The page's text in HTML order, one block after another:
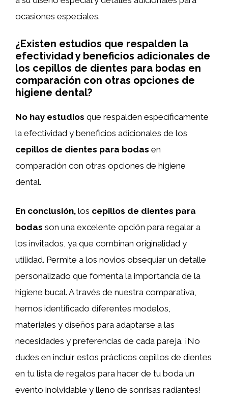
ocasiones especiales.
¿Existen estudios que respalden la
efectividad y beneficios adicionales de
los cepillos de dientes para bodas en
comparación con otras opciones de
higiene dental?
No hay estudios que respalden específicamente
la efectividad y beneficios adicionales de los
cepillos de dientes para bodas en
comparación con otras opciones de higiene
dental.
En conclusión, los cepillos de dientes para
bodas son una excelente opción para regalar a
los invitados, ya que combinan originalidad y
utilidad. Permite a los novios obsequiar un detalle
personalizado que fomenta la importancia de la
higiene bucal. A través de nuestra comparativa,
hemos identificado diferentes modelos,
materiales y diseños para adaptarse a las
necesidades y preferencias de cada pareja. ¡No
dudes en incluir estos prácticos cepillos de dientes
en tu lista de regalos para hacer de tu boda un
evento inolvidable y lleno de sonrisas radiantes!